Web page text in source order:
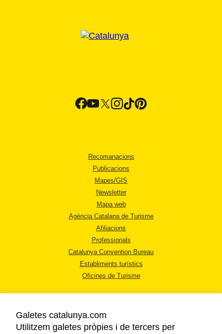
Recomanacions
Publicacions
Mapes/GIS
Newsletter
Mapa web
Agència Catalana de Turisme
Afiliacions
Professionals
Catalunya Convention Bureau
Establiments turístics
Oficines de Turisme
Galetes catalunya.com
Utilitzem galetes pròpies i de tercers per